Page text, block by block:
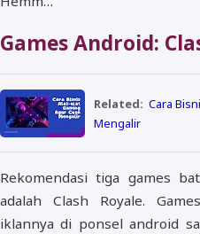
Games Android:
Related: Cara
Mengalir
Rekomendasi tiga games
adalah Clash Royale.
iklannya di ponsel android